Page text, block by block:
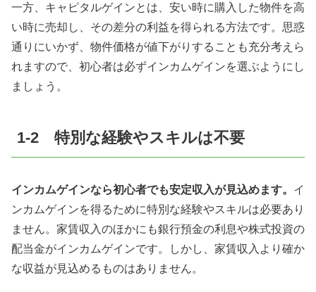
一方、キャピタルゲインとは、安い時に購入した物件を高
い時に売却し、その差分の利益を得られる方法です。思惑
通りにいかず、物件価格が値下がりすることも充分考えら
れますので、初心者は必ずインカムゲインを選ぶようにし
ましょう。
1-2 特別な経験やスキルは不要
インカムゲインなら初心者でも安定収入が見込めます。 イ
ンカムゲインを得るために特別な経験やスキルは必要あり
ません。家賃収入のほかにも銀行預金の利息や株式投資の
配当金がインカムゲインです。しかし、家賃収入より確か
な収益が見込めるものはありません。